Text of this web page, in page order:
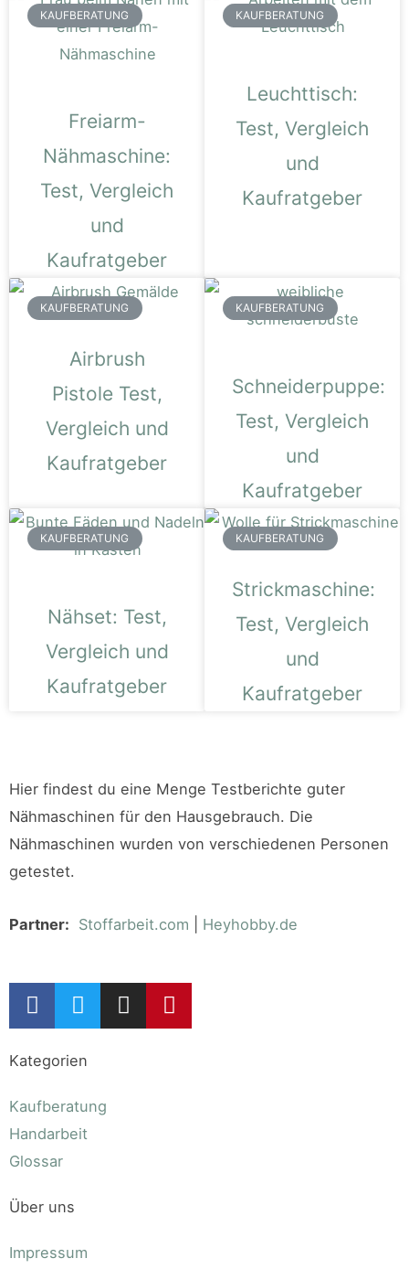
KAUFBERATUNG
Freiarm-
Nähmaschine:
Test, Vergleich
und
Kaufratgeber
KAUFBERATUNG
Leuchttisch:
Test, Vergleich
und
Kaufratgeber
KAUFBERATUNG
Airbrush
Pistole Test,
Vergleich und
Kaufratgeber
KAUFBERATUNG
Schneiderpuppe:
Test, Vergleich
und
Kaufratgeber
KAUFBERATUNG
Nähset: Test,
Vergleich und
Kaufratgeber
KAUFBERATUNG
Strickmaschine:
Test, Vergleich
und
Kaufratgeber
Hier findest du eine Menge Testberichte guter
Nähmaschinen für den Hausgebrauch. Die
Nähmaschinen wurden von verschiedenen Personen
getestet.
Partner: Stoffarbeit.com Heyhobby.de
Kategorien
Kaufberatung
Handarbeit
Glossar
Über uns
Impressum